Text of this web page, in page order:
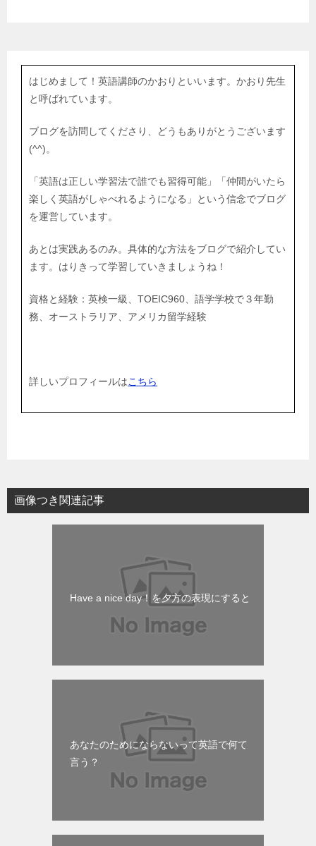
はじめまして！英語講師のかおりといいます。かおり先生
と呼ばれています。
ブログを訪問してくださり、どうもありがとうございます
(^^)。
「英語は正しい学習法で誰でも習得可能」「仲間がいたら
楽しく英語がしゃべれるようになる」という信念でブログ
を運営しています。
あとは実践あるのみ。具体的な方法をブログで紹介してい
ます。はりきって学習していきましょうね！
資格と経験：英検一級、TOEIC960、語学学校で３年勤
務、オーストラリア、アメリカ留学経験
詳しいプロフィールはこちら
画像つき関連記事
Have a nice day！を夕方の表現にすると
あなたのためにならないって英語で何て
言う？